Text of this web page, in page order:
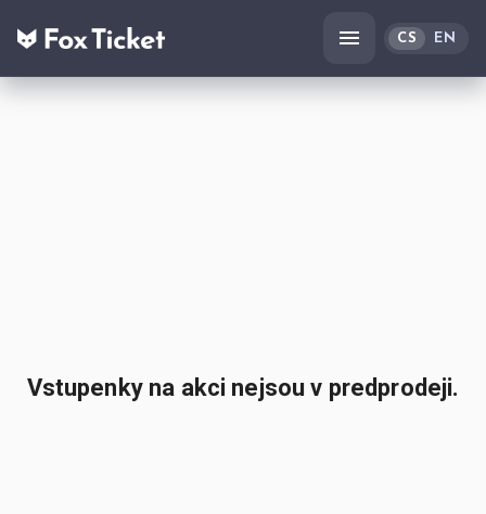
CS EN
Vstupenky na akci nejsou v predprodeji.